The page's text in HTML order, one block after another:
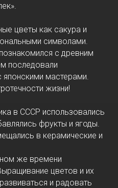
цветы как сакура и
символами.
с древним
последовали
японскими мастерами.
жизни!
в СССР использовались
фрукты и ягоды.
в керамические и
же времени
цветов и их
и радовать